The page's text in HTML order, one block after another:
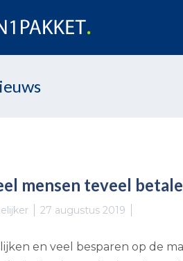
mensen teveel
27 augustus 2019
en veel besparen op de